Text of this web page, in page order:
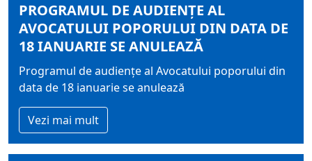
PROGRAMUL DE AUDIENȚE AL
AVOCATULUI POPORULUI DIN DATA DE
18 IANUARIE SE ANULEAZĂ
Programul de audiențe al Avocatului poporului din
data de 18 ianuarie se anulează
Vezi mai mult